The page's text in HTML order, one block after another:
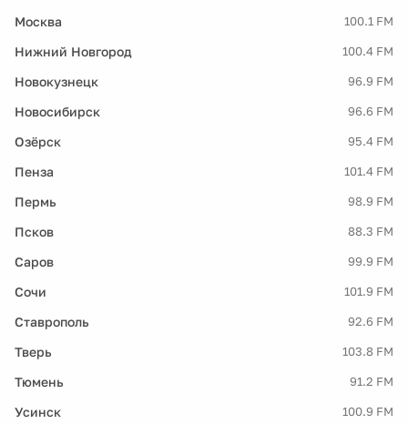
Москва 100.1 FM
Нижний Новгород 100.4 FM
Новокузнецк 96.9 FM
Новосибирск 96.6 FM
Озёрск 95.4 FM
Пенза 101.4 FM
Пермь 98.9 FM
Псков 88.3 FM
Саров 99.9 FM
Сочи 101.9 FM
Ставрополь 92.6 FM
Тверь 103.8 FM
Тюмень 91.2 FM
Усинск 100.9 FM